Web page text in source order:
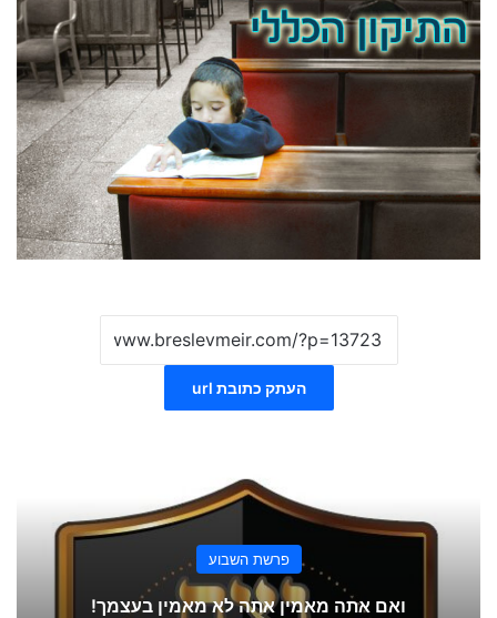
העתק כתובת url
פרשת השבוע
ואם אתה מאמין אתה לא מאמין בעצמך!